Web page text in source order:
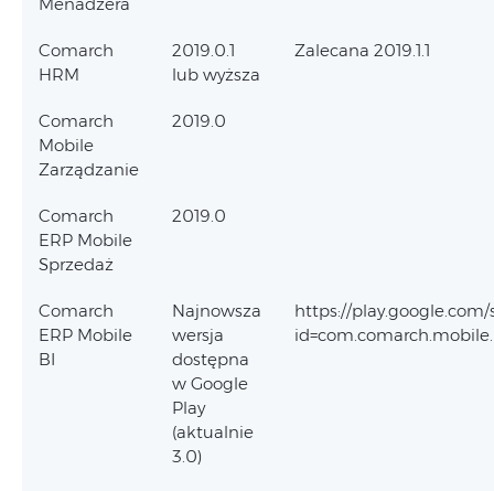
Comarch
HRM
2019.0.1
lub wyższa
Zalecana 2019.1.1
Comarch
Mobile
Zarządzanie
2019.0
Comarch
ERP Mobile
Sprzedaż
2019.0
Comarch
ERP Mobile
BI
Najnowsza
wersja
dostępna
w Google
Play
(aktualnie
3.0)
https://